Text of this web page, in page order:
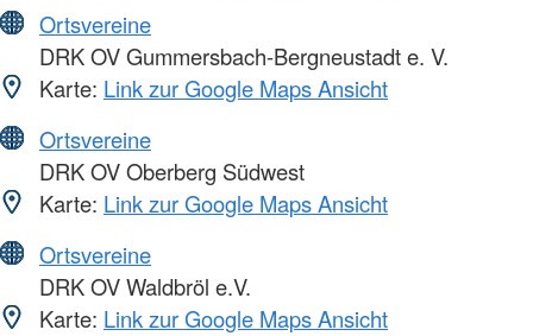
Ortsvereine
DRK OV Gummersbach-Bergneustadt e. V.
Karte: Link zur Google Maps Ansicht
Ortsvereine
DRK OV Oberberg Südwest
Karte: Link zur Google Maps Ansicht
Ortsvereine
DRK OV Waldbröl e.V.
Karte: Link zur Google Maps Ansicht